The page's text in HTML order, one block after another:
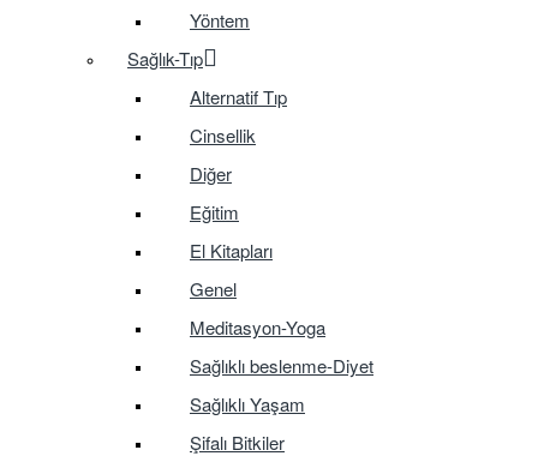
Yöntem
Sağlık-Tıp
Alternatif Tıp
Cinsellik
Diğer
Eğitim
El Kitapları
Genel
Meditasyon-Yoga
Sağlıklı beslenme-Diyet
Sağlıklı Yaşam
Şifalı Bitkiler